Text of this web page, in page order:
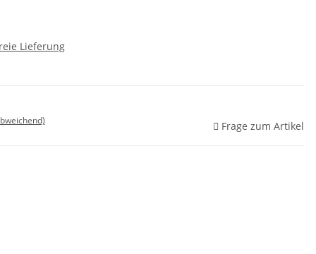
Lieferung
Frage zum Artikel